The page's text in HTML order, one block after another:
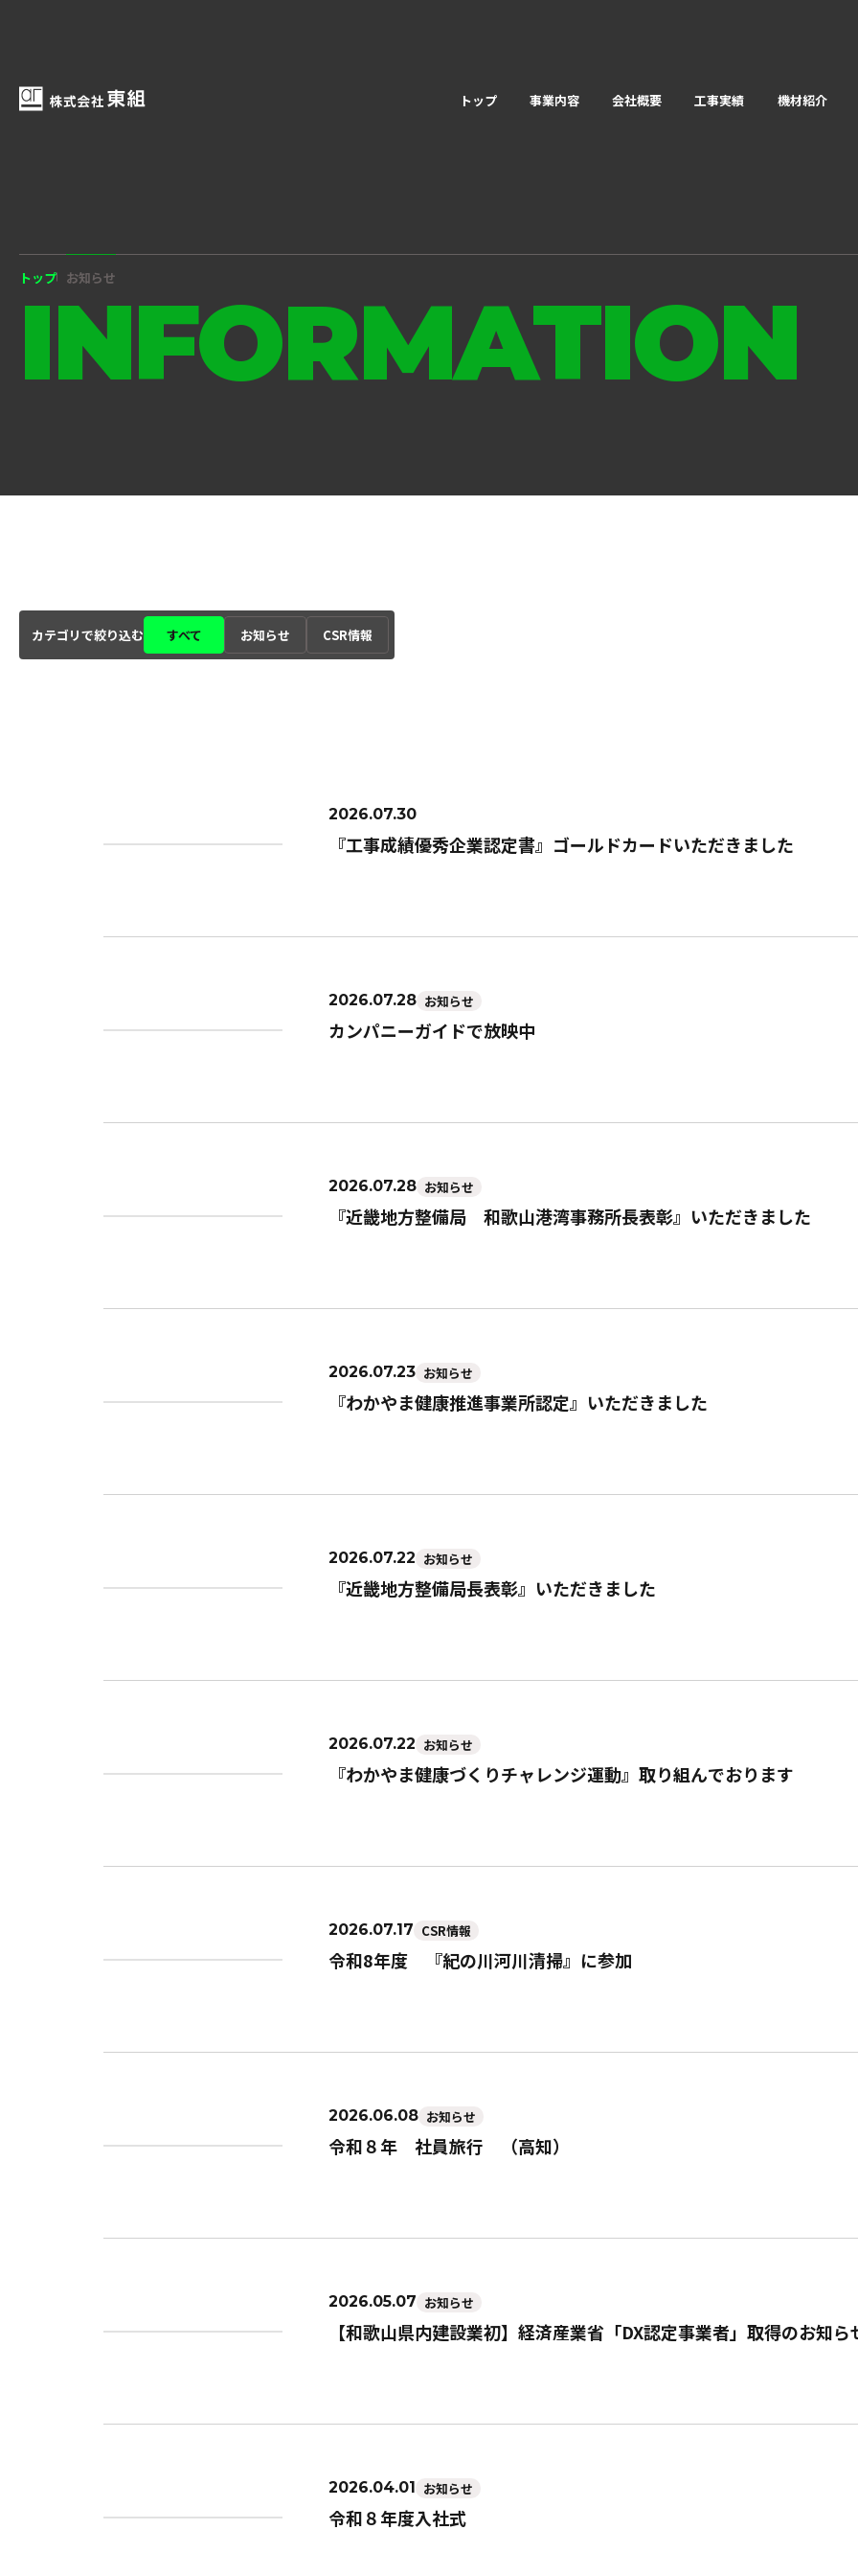
トップ 事業内容 会社概要 工事実績 機材紹介
トップ お知らせ
INFORMATION
カテゴリで絞り込む すべて お知らせ CSR情報
2026.07.30
『工事成績優秀企業認定書』ゴールドカードいただきました
2026.07.28 お知らせ
カンパニーガイドで放映中
2026.07.28 お知らせ
『近畿地方整備局 和歌山港湾事務所長表彰』いただきました
2026.07.23 お知らせ
『わかやま健康推進事業所認定』いただきました
2026.07.22 お知らせ
『近畿地方整備局長表彰』いただきました
2026.07.22 お知らせ
『わかやま健康づくりチャレンジ運動』取り組んでおります
2026.07.17 CSR情報
令和8年度 『紀の川河川清掃』に参加
2026.06.08 お知らせ
令和８年 社員旅行 （高知）
2026.05.07 お知らせ
【和歌山県内建設業初】経済産業省「DX認定事業者」取得のお知ら
2026.04.01 お知らせ
令和８年度入社式